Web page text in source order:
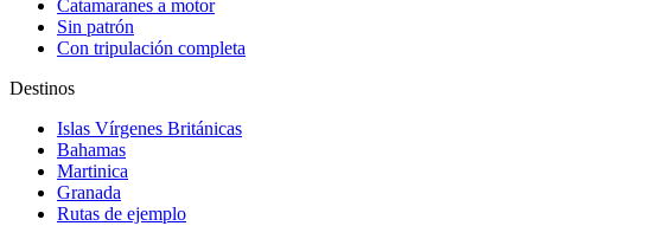
Catamaranes a motor
Sin patrón
Con tripulación completa
Destinos
Islas Vírgenes Británicas
Bahamas
Martinica
Granada
Rutas de ejemplo